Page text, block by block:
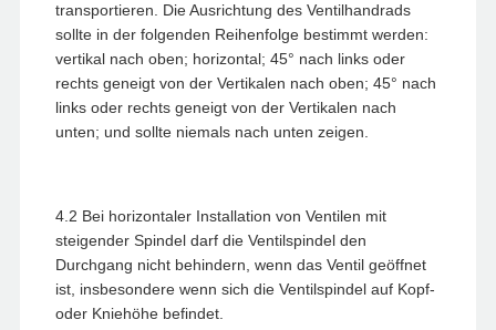
transportieren. Die Ausrichtung des Ventilhandrads
sollte in der folgenden Reihenfolge bestimmt werden:
vertikal nach oben; horizontal; 45° nach links oder
rechts geneigt von der Vertikalen nach oben; 45° nach
links oder rechts geneigt von der Vertikalen nach
unten; und sollte niemals nach unten zeigen.
4.2 Bei horizontaler Installation von Ventilen mit
steigender Spindel darf die Ventilspindel den
Durchgang nicht behindern, wenn das Ventil geöffnet
ist, insbesondere wenn sich die Ventilspindel auf Kopf-
oder Kniehöhe befindet.